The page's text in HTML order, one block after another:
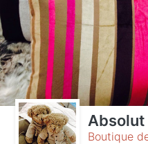
Absolut
Boutique